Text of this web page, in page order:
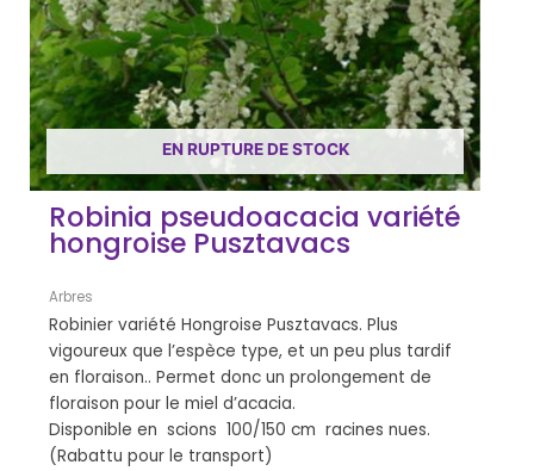
EN RUPTURE DE STOCK
Robinia pseudoacacia variété
hongroise Pusztavacs
Arbres
Robinier variété Hongroise Pusztavacs. Plus
vigoureux que l’espèce type, et un peu plus tardif
en floraison.. Permet donc un prolongement de
floraison pour le miel d’acacia.
Disponible en scions 100/150 cm racines nues.
(Rabattu pour le transport)